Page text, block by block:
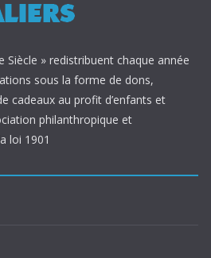
Siècle » redistribuent chaque année
sous la forme de dons,
cadeaux au profit d’enfants et
philanthropique et
loi 1901